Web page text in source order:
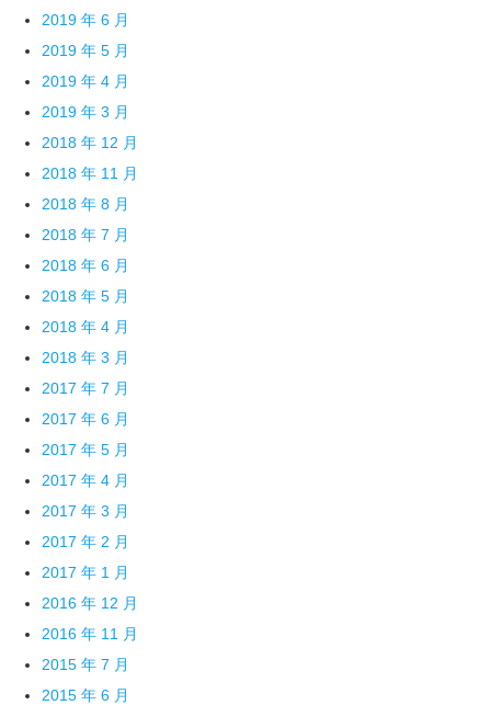
2019 年 6 月
2019 年 5 月
2019 年 4 月
2019 年 3 月
2018 年 12 月
2018 年 11 月
2018 年 8 月
2018 年 7 月
2018 年 6 月
2018 年 5 月
2018 年 4 月
2018 年 3 月
2017 年 7 月
2017 年 6 月
2017 年 5 月
2017 年 4 月
2017 年 3 月
2017 年 2 月
2017 年 1 月
2016 年 12 月
2016 年 11 月
2015 年 7 月
2015 年 6 月